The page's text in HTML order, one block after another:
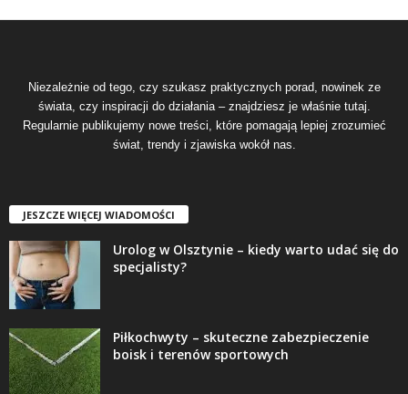
Niezależnie od tego, czy szukasz praktycznych porad, nowinek ze
świata, czy inspiracji do działania – znajdziesz je właśnie tutaj.
Regularnie publikujemy nowe treści, które pomagają lepiej zrozumieć
świat, trendy i zjawiska wokół nas.
JESZCZE WIĘCEJ WIADOMOŚCI
Urolog w Olsztynie – kiedy warto udać się do
specjalisty?
Piłkochwyty – skuteczne zabezpieczenie
boisk i terenów sportowych